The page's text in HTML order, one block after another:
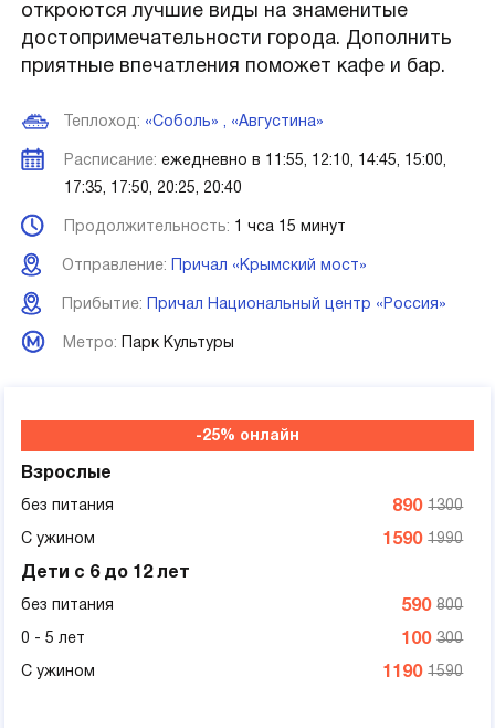
откроются лучшие виды на знаменитые
достопримечательности города. Дополнить
приятные впечатления поможет кафе и бар.
Теплоход: «Соболь» , «Августина»
Расписание: ежедневно в 11:55, 12:10, 14:45, 15:00,
17:35, 17:50, 20:25, 20:40
Продолжительность: 1 чса 15 минут
Отправление: Причал «Крымский мост»
Прибытие: Причал Национальный центр «Россия»
Метро: Парк Культуры
-25% онлайн
Взрослые
без питания 1300
890
С ужином 1990
1590
Дети с 6 до 12 лет
без питания 800
590
0 - 5 лет 300
100
С ужином 1590
1190